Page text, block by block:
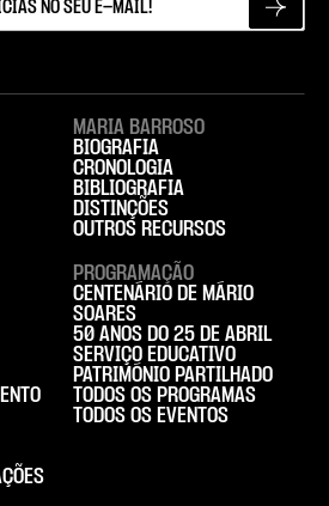
MARIA BARROSO
BIOGRAFIA
CRONOLOGIA
BIBLIOGRAFIA
DISTINÇÕES
OUTROS RECURSOS
PROGRAMAÇÃO
CENTENÁRIO DE MÁRIO
SOARES
50 ANOS DO 25 DE ABRIL
SERVIÇO EDUCATIVO
PATRIMÓNIO PARTILHADO
TODOS OS PROGRAMAS
TODOS OS EVENTOS